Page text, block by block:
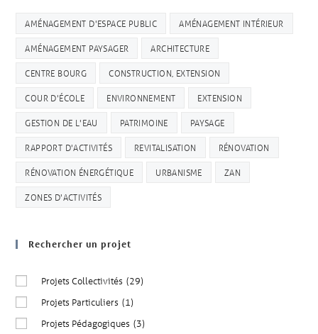
AMÉNAGEMENT D'ESPACE PUBLIC AMÉNAGEMENT INTÉRIEUR
AMÉNAGEMENT PAYSAGER ARCHITECTURE
CENTRE BOURG CONSTRUCTION, EXTENSION
COUR D'ÉCOLE ENVIRONNEMENT EXTENSION
GESTION DE L'EAU PATRIMOINE PAYSAGE
RAPPORT D'ACTIVITÉS REVITALISATION RÉNOVATION
RÉNOVATION ÉNERGÉTIQUE URBANISME ZAN
ZONES D'ACTIVITÉS
Rechercher un projet
Projets Collectivités (29)
Projets Particuliers (1)
Projets Pédagogiques (3)